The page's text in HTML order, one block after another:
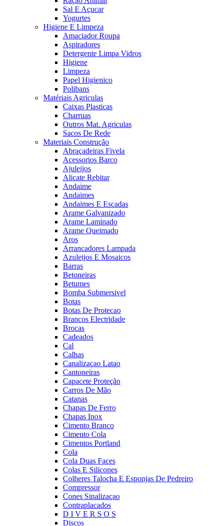
Sal E Açucar
Yogurtes
Higiene E Limpeza
Amaciador Roupa
Aspiradores
Detergente Limpa Vidros
Higiene
Limpeza
Papel Higienico
Polibans
Matériais Agriculas
Caixas Plasticas
Charruas
Outros Mat. Agriculas
Sacos De Rede
Materiais Construção
Abraçadeiras Fivela
Acessorios Barco
Ajuleijos
Alicate Rebitar
Andaime
Andaimes
Andaimes E Escadas
Arame Galvanizado
Arame Laminado
Arame Queimado
Aros
Arrancadores Lampada
Azuleijos E Mosaicos
Barras
Betoneiras
Betumes
Bomba Submersivel
Botas
Botas De Protecao
Brancos Electridade
Brocas
Cadeados
Cal
Calhas
Canalizaçao Latao
Cantoneiras
Capacete Proteção
Carros De Mão
Catanas
Chapas De Ferro
Chapas Inox
Cimento Branco
Cimento Cola
Cimentos Portland
Cola
Cola Duas Faces
Colas E Silicones
Colheres Talocha E Esponjas De Pedreiro
Compressor
Cones Sinalizaçao
Contraplacados
D I V E R S O S
Discos